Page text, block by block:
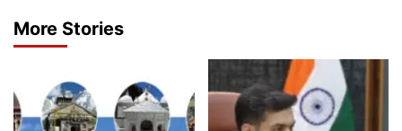
More Stories